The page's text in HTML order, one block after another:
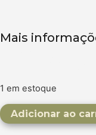
Mais
1 em estoque
Adicionar ao